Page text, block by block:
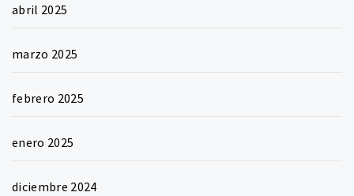
abril 2025
marzo 2025
febrero 2025
enero 2025
diciembre 2024